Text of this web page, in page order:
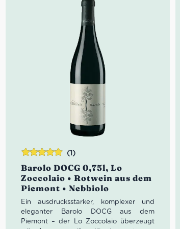
Geschmack: Im Mund ist er weich
und umhüllend, mit gut geglätteten
Tanninen und einem angenehm
trockenen und eleganten Abgang.
Speisenempfehlung: Gegrilltes
Fleisch, gefüllte Pasta, gereifte und
würzige Käse
Serviertemperatur: 16°/18° C
Glas: großes Weinglas von
mittlerer Breite und kugeliger
Tendenz. Das ermöglicht eine
ausreichende Sauerstoffversorgung
und Aromaentwicklung
Barolo DOCG 0,75l, Lo
Zoccolaio • Rotwein aus dem
Piemont • Nebbiolo
(1)
Ein ausdrucksstarker, komplexer und
eleganter Barolo DOCG aus dem
Piemont – der Lo Zoccolaio überzeugt
Bewertet
mit5.00von
5